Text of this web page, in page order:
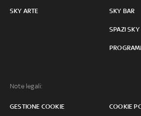
SKY ARTE SKY BAR
SPAZI SKY
Note legali:
GESTIONE COOKIE COOKIE